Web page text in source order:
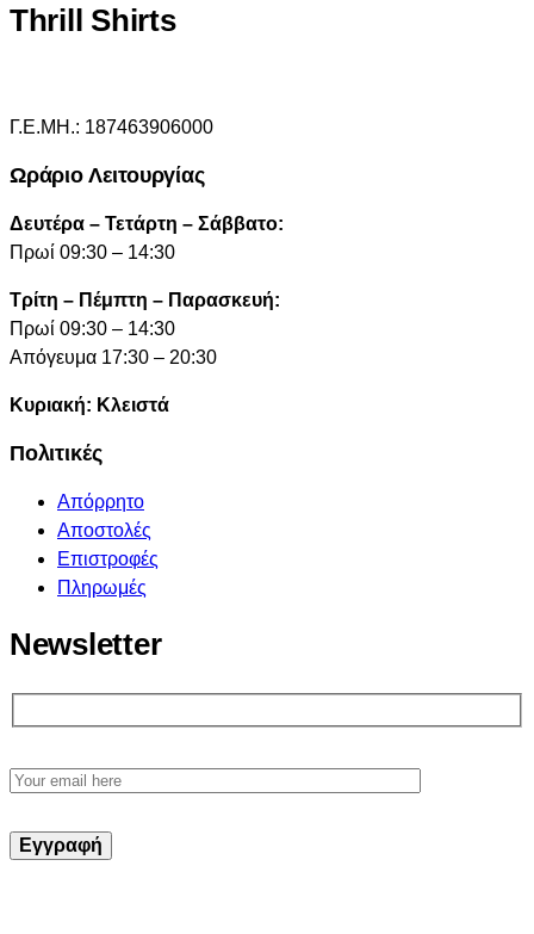
Thrill Shirts
Γ.Ε.ΜΗ.: 187463906000
Ωράριο Λειτουργίας
Δευτέρα – Τετάρτη – Σάββατο:
Πρωί 09:30 – 14:30
Τρίτη – Πέμπτη – Παρασκευή:
Πρωί 09:30 – 14:30
Απόγευμα 17:30 – 20:30
Κυριακή: Κλειστά
Πολιτικές
Απόρρητο
Αποστολές
Επιστροφές
Πληρωμές
Newsletter